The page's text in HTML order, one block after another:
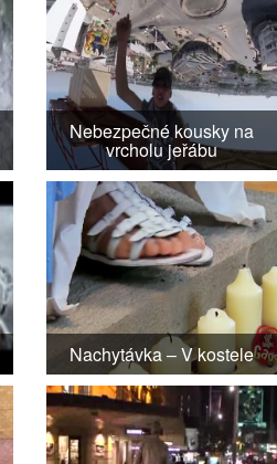
Nebezpečné kousky na
vrcholu jeřábu
Nachytávka – V kostele